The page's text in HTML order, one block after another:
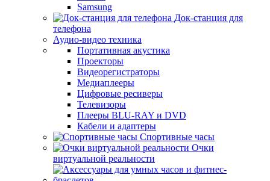
Samsung
Док-станция для
телефона
Аудио-видео техника
Портативная акустика
Проекторы
Видеорегистраторы
Медиаплееры
Цифровые ресиверы
Телевизоры
Плееры BLU-RAY и DVD
Кабели и адаптеры
Спортивные часы
Очки
виртуальной реальности